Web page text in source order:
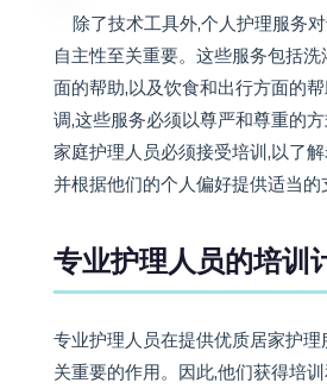
除了技术工具外,个人护理服务
自主性至关重要。这些服务包括
面的帮助,以及饮食和出行方面的
调,这些服务必须以尊严和尊重的方
家庭护理人员必须接受培训,以了
并根据他们的个人偏好提供适当的
专业护理人员的培训
专业护理人员在提供优质居家护
关重要的作用。因此,他们获得培